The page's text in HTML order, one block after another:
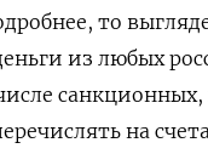
то
из любых
на